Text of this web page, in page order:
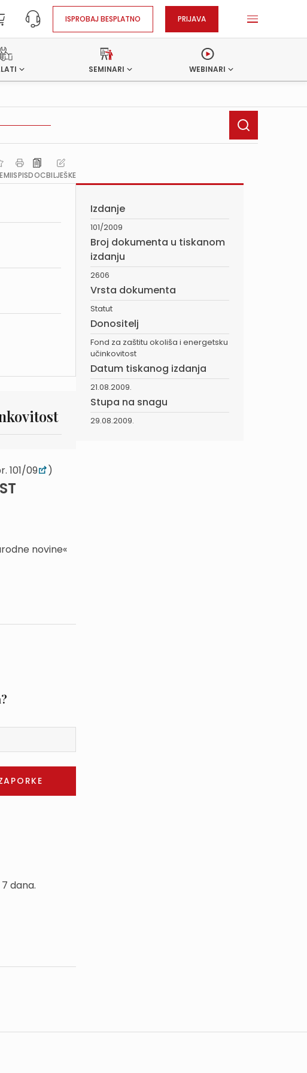
ISPROBAJ BESPLATNO PRIJAVA
SEMINARI WEBINARI
ISPISDOCBILJEŠKE
101/09 )
novine«
dana.
Izdanje
101/2009
Broj dokumenta u tiskanom
izdanju
2606
Vrsta dokumenta
Statut
Donositelj
Fond za zaštitu okoliša i energetsku
učinkovitost
Datum tiskanog izdanja
21.08.2009.
Stupa na snagu
29.08.2009.